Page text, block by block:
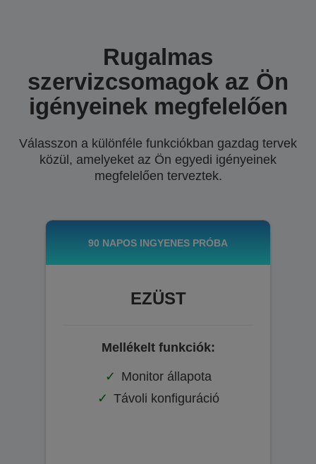
Rugalmas
szervizcsomagok az Ön
igényeinek megfelelően
Válasszon a különféle funkciókban gazdag tervek
közül, amelyeket az Ön egyedi igényeinek
megfelelően terveztek.
90 NAPOS INGYENES PRÓBA
EZÜST
Mellékelt funkciók:
Monitor állapota
Távoli konfiguráció